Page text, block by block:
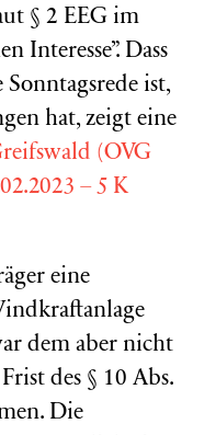
§ 2 EEG im
Interesse”. Dass
ist,
hat, zeigt eine
(OVG
– 5 K
eine
dem aber nicht
des § 10 Abs.
Die